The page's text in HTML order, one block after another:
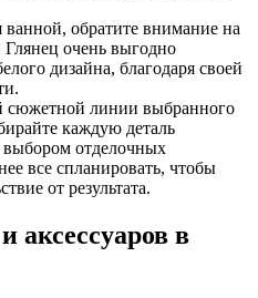
обратите внимание на
очень выгодно
дизайна, благодаря своей
сюжетной линии выбранного
каждую деталь
выбором отделочных
все спланировать, чтобы
от результата.
в